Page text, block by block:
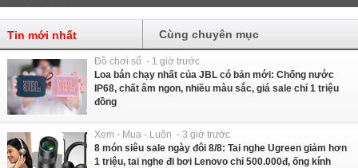
Tin mới nhất Cùng chuyên mục
Đồ chơi số - 1 giờ trước
Loa bán chạy nhất của JBL có bản mới: Chống nước
IP68, chất âm ngon, nhiều màu sắc, giá sale chỉ 1 triệu
đồng
Xem - Mua - Luôn - 3 giờ trước
8 món siêu sale ngày đôi 8/8: Tai nghe Ugreen giảm hơn
1 triệu, tai nghe đi bơi Lenovo chỉ 500.000đ, ống kính